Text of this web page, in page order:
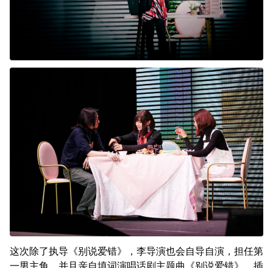
这次除了执导《别说爱错》，李导演也会自导自演，担任第